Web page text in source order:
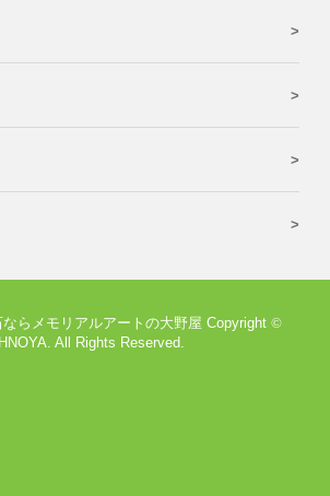
らメモリアルアートの大野屋 Copyright ©
All Rights Reserved.